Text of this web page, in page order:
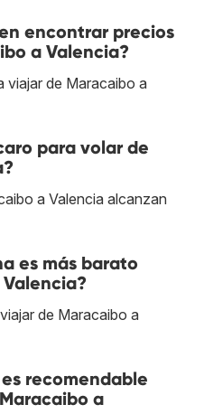
encontrar precios
a Valencia?
viajar de Maracaibo a
para volar de
a Valencia alcanzan
es más barato
de Maracaibo a
recomendable
a